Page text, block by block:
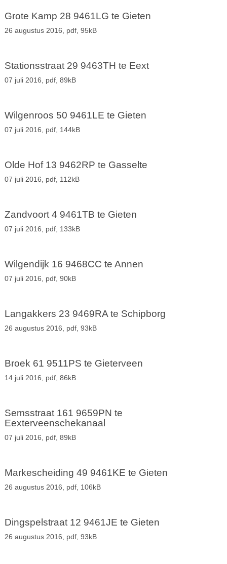
Grote Kamp 28 9461LG te Gieten
26 augustus 2016, pdf, 95kB
Stationsstraat 29 9463TH te Eext
07 juli 2016, pdf, 89kB
Wilgenroos 50 9461LE te Gieten
07 juli 2016, pdf, 144kB
Olde Hof 13 9462RP te Gasselte
07 juli 2016, pdf, 112kB
Zandvoort 4 9461TB te Gieten
07 juli 2016, pdf, 133kB
Wilgendijk 16 9468CC te Annen
07 juli 2016, pdf, 90kB
Langakkers 23 9469RA te Schipborg
26 augustus 2016, pdf, 93kB
Broek 61 9511PS te Gieterveen
14 juli 2016, pdf, 86kB
Semsstraat 161 9659PN te
Eexterveenschekanaal
07 juli 2016, pdf, 89kB
Markescheiding 49 9461KE te Gieten
26 augustus 2016, pdf, 106kB
Dingspelstraat 12 9461JE te Gieten
26 augustus 2016, pdf, 93kB